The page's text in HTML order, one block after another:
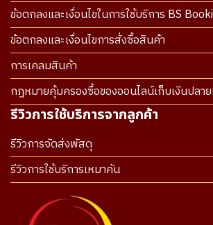
ข้อตกลงและเงื่อนไขในการใช้บริการ BS
ข้อตกลงและเงื่อนไขการสั่งซื้อสินค้า
การเคลมสินค้า
กฎหมายคุ้มครองซื้อของออนไลน์เก็บเงินปลา
รีวิวการใช้บริการจากลูกค้า
รีวิวการจัดส่งพัสดุ
รีวิวการใช้บริการเหมาคัน